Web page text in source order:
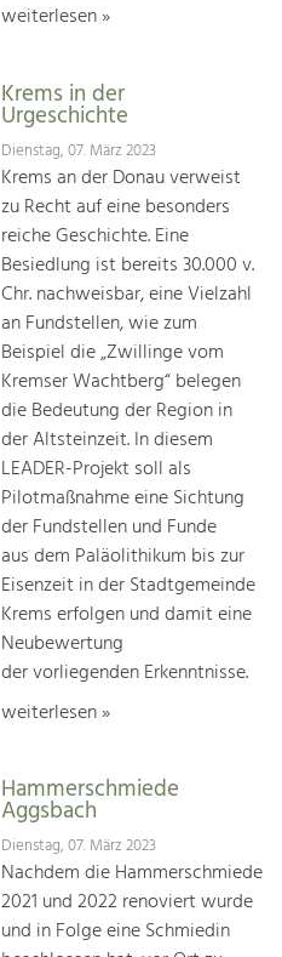
weiterlesen »
Krems in der
Urgeschichte
Dienstag, 07. März 2023
Krems an der Donau verweist
zu Recht auf eine besonders
reiche Geschichte. Eine
Besiedlung ist bereits 30.000 v.
Chr. nachweisbar, eine Vielzahl
an Fundstellen, wie zum
Beispiel die „Zwillinge vom
Kremser Wachtberg“ belegen
die Bedeutung der Region in
der Altsteinzeit. In diesem
LEADER-Projekt soll als
Pilotmaßnahme eine Sichtung
der Fundstellen und Funde
aus dem Paläolithikum bis zur
Eisenzeit in der Stadtgemeinde
Krems erfolgen und damit eine
Neubewertung
der vorliegenden Erkenntnisse.
weiterlesen »
Hammerschmiede
Aggsbach
Dienstag, 07. März 2023
Nachdem die Hammerschmiede
2021 und 2022 renoviert wurde
und in Folge eine Schmiedin